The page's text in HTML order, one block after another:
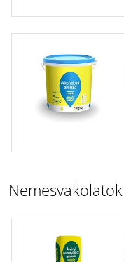
Nemesvakolatok